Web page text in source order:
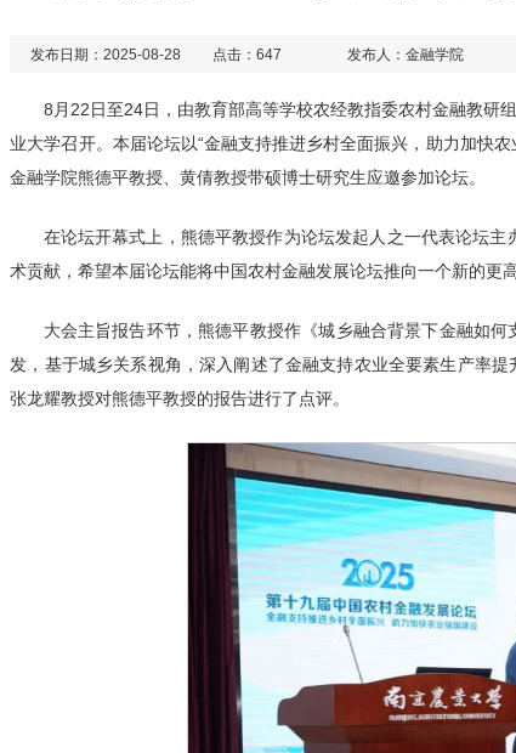
发布日期：2025-08-28 点击： 647 发布人：金融学院
8月22日至24日，由教育部高等学校农经教指委农村金融教研
业大学召开。本届论坛以“金融支持推进乡村全面振兴，助力加快
金融学院熊德平教授、黄倩教授带硕博士研究生应邀参加论坛。
在论坛开幕式上，熊德平教授作为论坛发起人之一代表论坛
术贡献，希望本届论坛能将中国农村金融发展论坛推向一个新的更高
大会主旨报告环节，熊德平教授作《城乡融合背景下金融如
发，基于城乡关系视角，深入阐述了金融支持农业全要素生产率
张龙耀教授对熊德平教授的报告进行了点评。